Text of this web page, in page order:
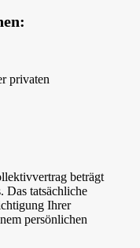
privaten
beträgt
Das tatsächliche
Ihrer
persönlichen